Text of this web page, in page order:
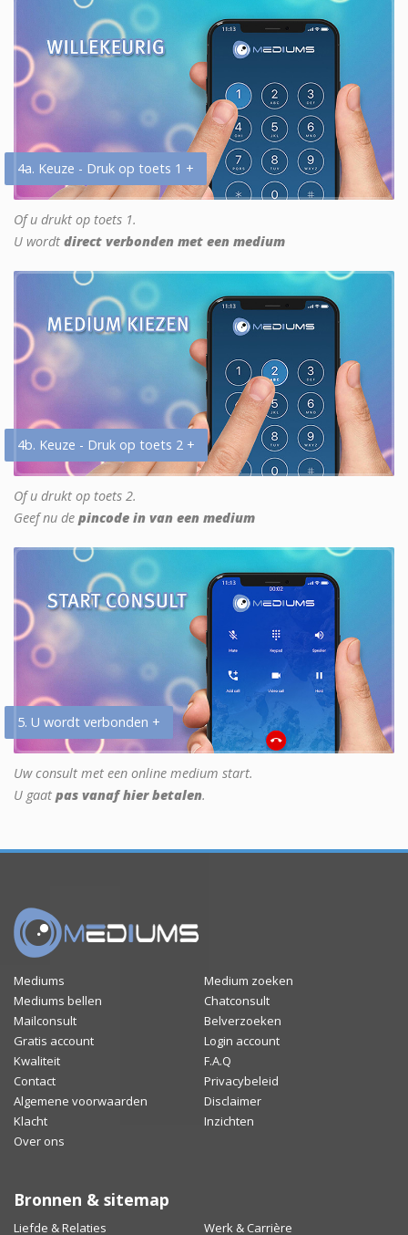
4a. Keuze - Druk op toets 1 +
Of u drukt op toets 1.
U wordt direct verbonden met een medium
4b. Keuze - Druk op toets 2 +
Of u drukt op toets 2.
Geef nu de pincode in van een medium
5. U wordt verbonden +
Uw consult met een online medium start.
U gaat pas vanaf hier betalen.
Mediums
Medium zoeken
Mediums bellen
Chatconsult
Mailconsult
Belverzoeken
Gratis account
Login account
Kwaliteit
F.A.Q
Contact
Privacybeleid
Algemene voorwaarden
Disclaimer
Klacht
Inzichten
Over ons
Bronnen & sitemap
Liefde & Relaties Werk & Carrière